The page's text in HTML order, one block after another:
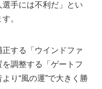
手には不利だ」とい
。
する「ウインドファ
調整する「ゲートフ
り“風の運”で大きく勝